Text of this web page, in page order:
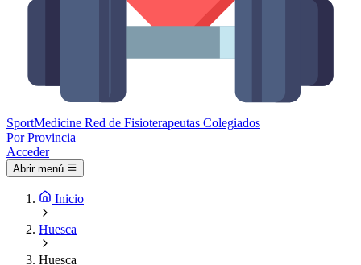
SportMedicine Red de Fisioterapeutas Colegiados
Por Provincia
Acceder
Abrir menú
Inicio
Huesca
Huesca